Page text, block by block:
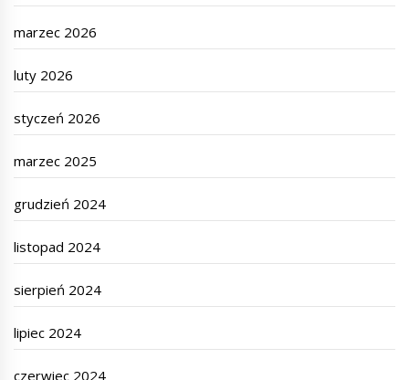
marzec 2026
luty 2026
styczeń 2026
marzec 2025
grudzień 2024
listopad 2024
sierpień 2024
lipiec 2024
czerwiec 2024